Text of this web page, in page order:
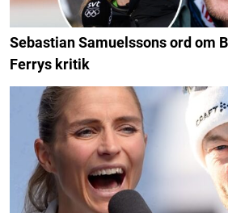
Sebastian Samuelssons ord om
Ferrys kritik